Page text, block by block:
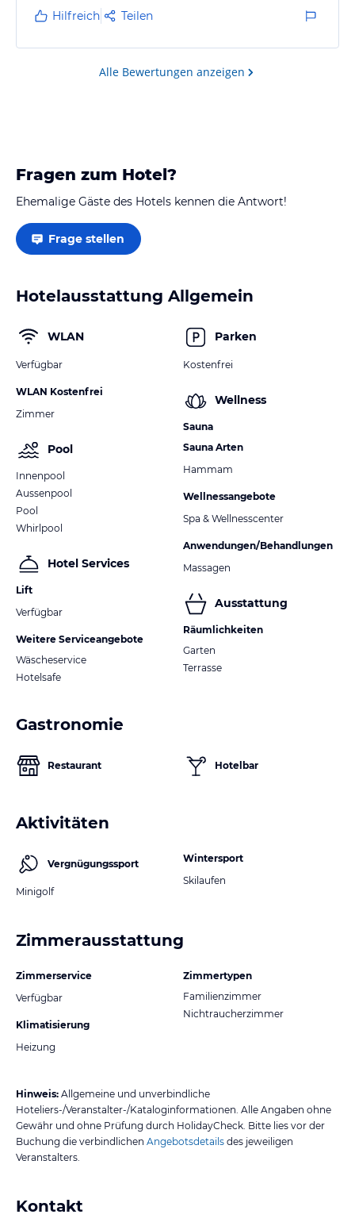
möglich. Dem Haus angeschlossen ist ein
griechisches Restaurant, in dem man frühstücken und
zu Abend essen kann. Halbpension ist möglich.
In unmittelbarer Umgebung findet am viele, auch
Hilfreich Teilen
Alle Bewertungen anzeigen
Fragen zum Hotel?
Ehemalige Gäste des Hotels kennen die Antwort!
Frage stellen
Hotelausstattung Allgemein
WLAN
Verfügbar
WLAN Kostenfrei
Zimmer
Pool
Innenpool
Aussenpool
Pool
Whirlpool
Hotel Services
Lift
Verfügbar
Weitere Serviceangebote
Wäscheservice
Hotelsafe
Parken
Kostenfrei
Wellness
Sauna
Sauna Arten
Hammam
Wellnessangebote
Spa & Wellnesscenter
Anwendungen/Behandlungen
Massagen
Ausstattung
Räumlichkeiten
Garten
Terrasse
Gastronomie
Restaurant Hotelbar
Aktivitäten
Vergnügungssport
Minigolf
Wintersport
Skilaufen
Zimmerausstattung
Zimmerservice
Verfügbar
Klimatisierung
Heizung
Zimmertypen
Familienzimmer
Nichtraucherzimmer
Hinweis: Allgemeine und unverbindliche
Hoteliers-/Veranstalter-/Kataloginformationen. Alle Angaben ohne
Gewähr und ohne Prüfung durch HolidayCheck. Bitte lies vor der
Buchung die verbindlichen Angebotsdetails des jeweiligen
Veranstalters.
Kontakt